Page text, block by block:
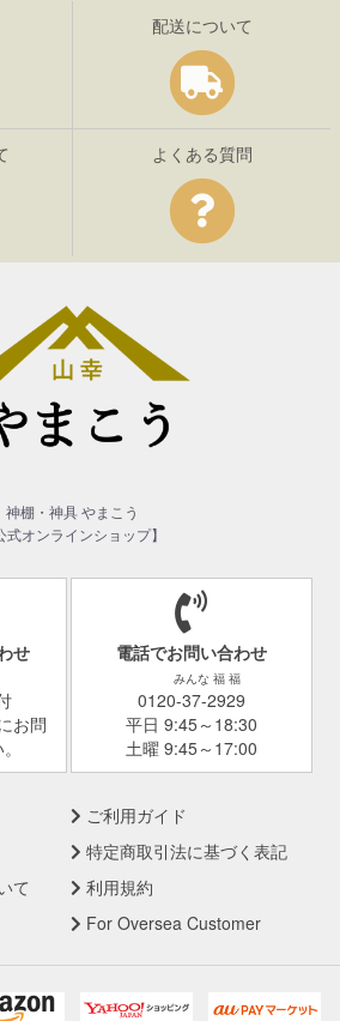
配送について
よくある質問
神棚・神具 やまこう
式オンラインショップ】
せ
お問
電話でお問い合わせ
みんな 福 福
0120-37-2929
平日 9:45～18:30
土曜 9:45～17:00
ご利用ガイド
特定商取引法に基づく表記
て
利用規約
For Oversea Customer